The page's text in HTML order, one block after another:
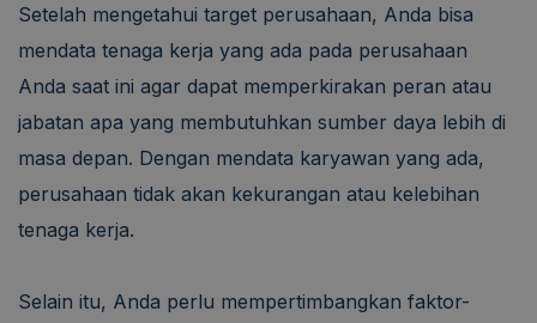
Setelah mengetahui target perusahaan, Anda bisa
mendata tenaga kerja yang ada pada perusahaan
Anda saat ini agar dapat memperkirakan peran atau
jabatan apa yang membutuhkan sumber daya lebih di
masa depan. Dengan mendata karyawan yang ada,
perusahaan tidak akan kekurangan atau kelebihan
tenaga kerja.
Selain itu, Anda perlu mempertimbangkan faktor-